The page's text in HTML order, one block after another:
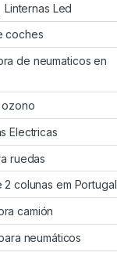
Linternas Led
coches
de neumaticos en
ozono
Electricas
ruedas
2 colunas em Portugal
camión
neumáticos